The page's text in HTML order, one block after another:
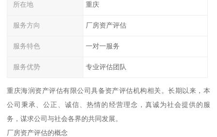
所在地 重庆
服务方向 厂房资产评估
服务特色 一对一服务
服务优势 专业评估团队
重庆海润资产评估有限公司具备资产评估机构相关。长期以来，本
公司秉承、公正、诚信、热情的经营理念，真诚为社会提供的服
务，谋求公司与社会各界的共同发展。
厂房资产评估的概念